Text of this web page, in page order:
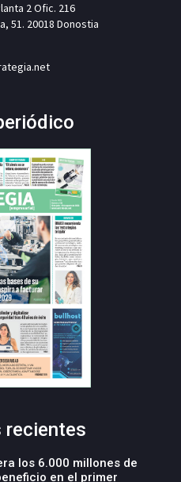
2 Ofic. 216
51. 20018 Donostia
los 6.000 millones de
en el primer